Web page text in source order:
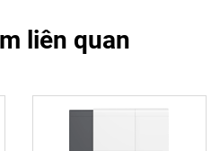
liên quan